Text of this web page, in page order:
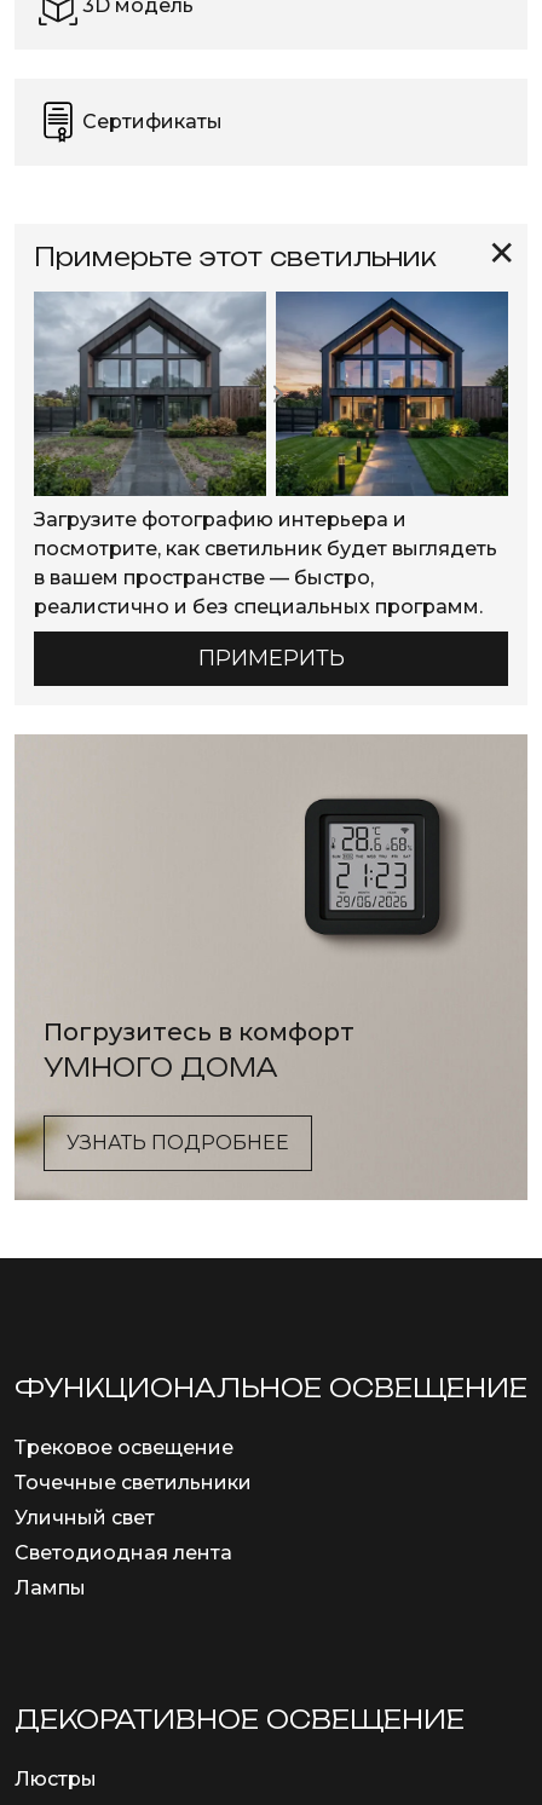
3D модель
Сертификаты
✕
Примерьте этот светильник
Загрузите фотографию интерьера и
посмотрите, как светильник будет выглядеть
в вашем пространстве — быстро,
реалистично и без специальных программ.
ПРИМЕРИТЬ
Погрузитесь в комфорт
УМНОГО ДОМА
УЗНАТЬ ПОДРОБНЕЕ
ФУНКЦИОНА­ЛЬНОЕ ОСВЕЩЕНИЕ
Трековое освещение
Точечные светильники
Уличный свет
Светодиодная лента
Лампы
ДЕКОРАТИВНОЕ ОСВЕЩЕНИЕ
Люстры